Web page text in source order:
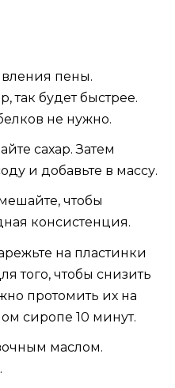
пены.
так будет быстрее.
не нужно.
сахар. Затем
и добавьте в массу.
чтобы
консистенция.
на пластинки
того, чтобы снизить
протомить их на
сиропе 10 минут.
маслом.